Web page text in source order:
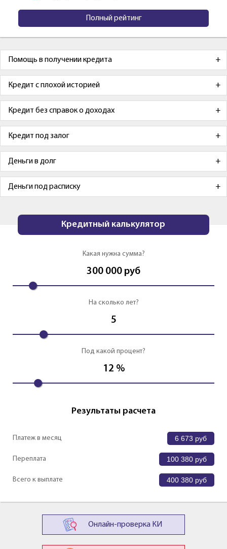
Полный рейтинг
Помощь в получении кредита
Кредит с плохой историей
Кредит без справок о доходах
Кредит под залог
Деньги в долг
Деньги под расписку
Кредитный калькулятор
Какая нужна сумма?
300 000 руб
На сколько лет?
5
Под какой процент?
12 %
Результаты расчета
Платеж в месяц 6 673 руб
Переплата 100 380 руб
Всего к выплате 400 380 руб
Онлайн-проверка КИ